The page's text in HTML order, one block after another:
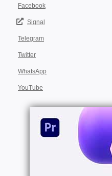
Facebook
Signal
Telegram
Twitter
WhatsApp
YouTube